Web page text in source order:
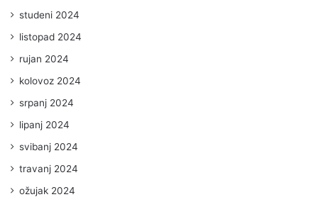
studeni 2024
listopad 2024
rujan 2024
kolovoz 2024
srpanj 2024
lipanj 2024
svibanj 2024
travanj 2024
ožujak 2024